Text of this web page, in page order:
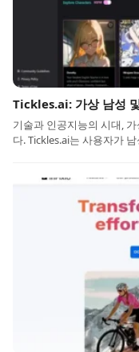
Tickles.ai: 가상 남성
기술과 인공지능의 시대,
다. Tickles.ai는 사용자가